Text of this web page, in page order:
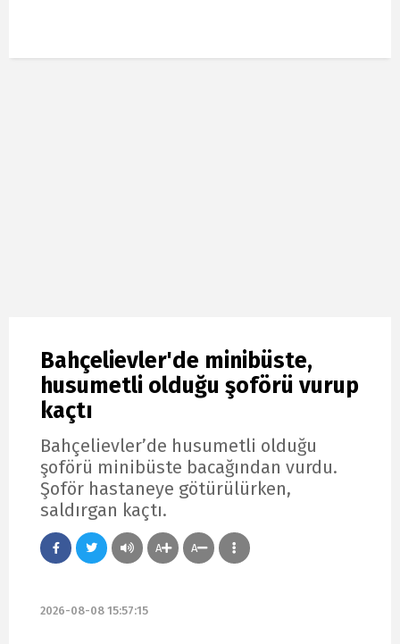
Bahçelievler'de minibüste,
husumetli olduğu şoförü vurup
kaçtı
Bahçelievler’de husumetli olduğu
şoförü minibüste bacağından vurdu.
Şoför hastaneye götürülürken,
saldırgan kaçtı.
A A
2026-08-08 15:57:15